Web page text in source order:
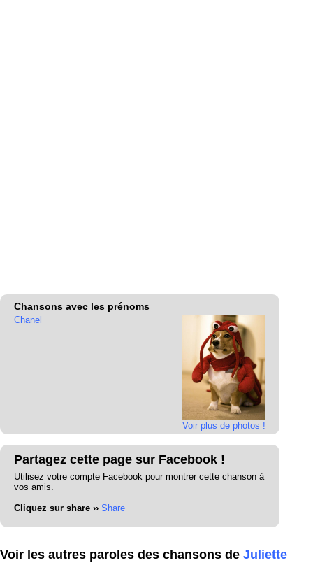
Chansons avec les prénoms
Voir plus de photos !
Chanel
Partagez cette page sur Facebook !
Utilisez votre compte Facebook pour montrer cette chanson à
vos amis.
Cliquez sur share ›› Share
Voir les autres paroles des chansons de Juliette